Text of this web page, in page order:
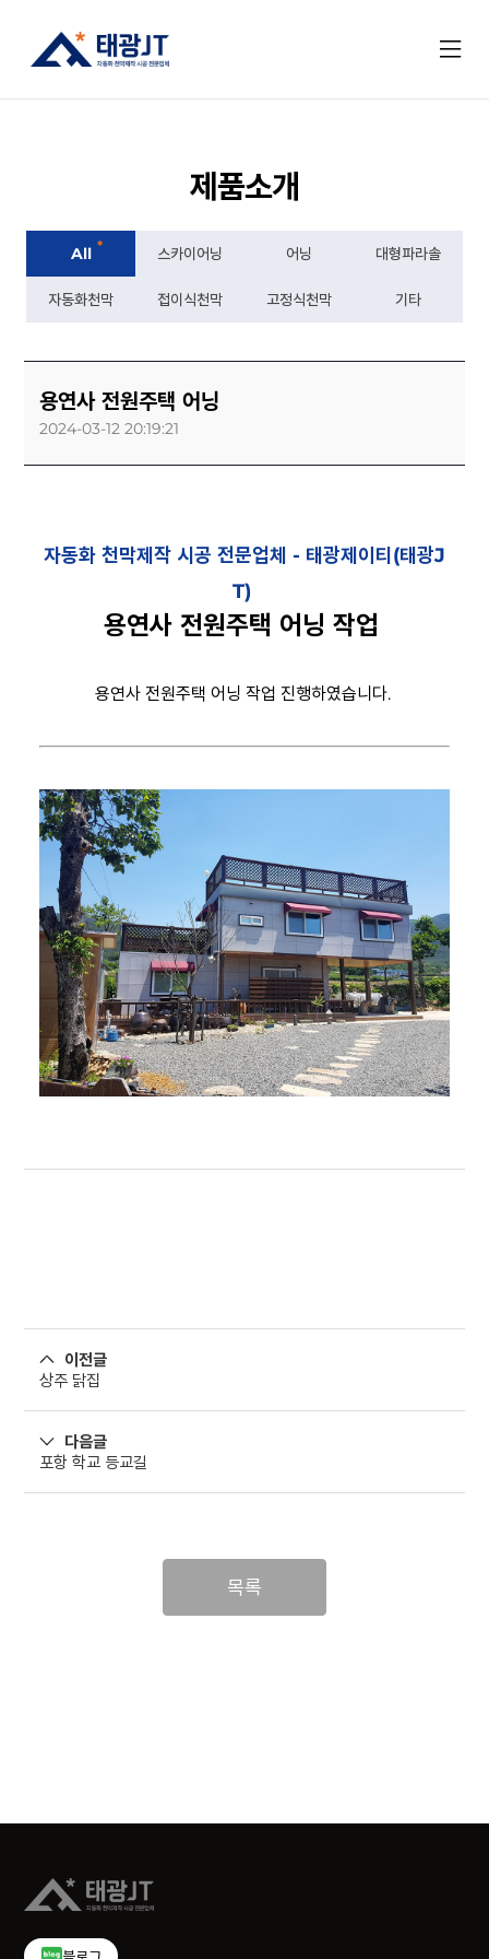
제품소개
All * 스카이어닝 어닝 대형파라솔
자동화천막 접이식천막 고정식천막 기타
용연사 전원주택 어닝
2024-03-12 20:19:21
자동화 천막제작 시공 전문업체 - 태광제이티(태광J
T)
용연사 전원주택 어닝 작업
용연사 전원주택 어닝 작업 진행하였습니다.
이전글
상주 닭집
다음글
포항 학교 등교길
목록